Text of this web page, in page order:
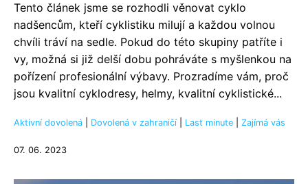
Tento článek jsme se rozhodli věnovat cyklo
nadšencům, kteří cyklistiku milují a každou volnou
chvíli tráví na sedle. Pokud do této skupiny patříte i
vy, možná si již delší dobu pohráváte s myšlenkou na
pořízení profesionální výbavy. Prozradíme vám, proč
jsou kvalitní cyklodresy, helmy, kvalitní cyklistické...
Aktivní dovolená Dovolená v zahraničí Last minute Zajímá vás
07. 06. 2023